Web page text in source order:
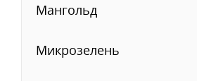
Мангольд
Микрозелень